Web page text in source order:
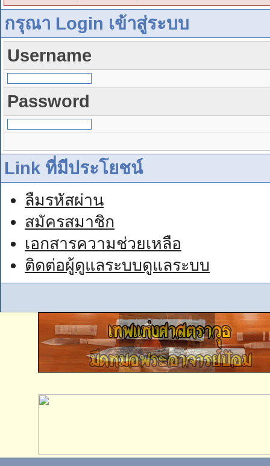
กรุณา Login เข้าสู่ระบบ
Username
Password
Link ที่มีประโยชน์
ลืมรหัสผ่าน
สมัครสมาชิก
เอกสารความช่วยเหลือ
ติดต่อผู้ดูแลระบบดูแลระบบ